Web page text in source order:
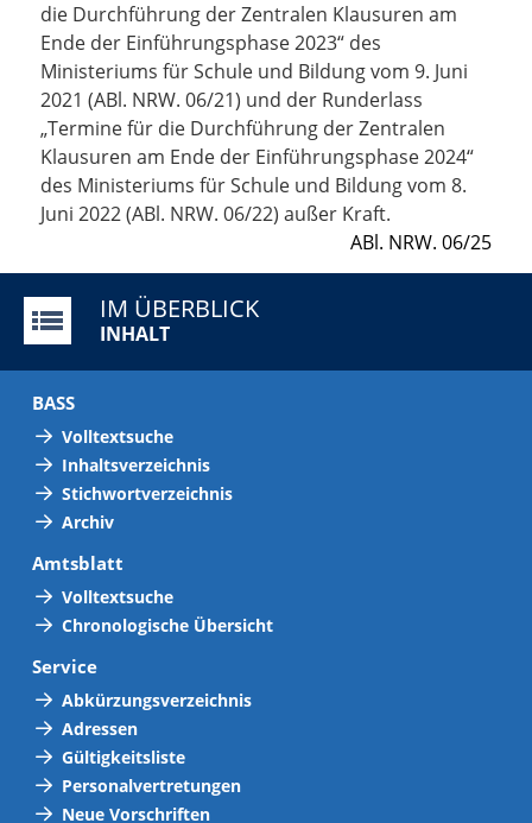
die Durchführung der Zentralen Klausuren am
Ende der Einführungsphase 2023“ des
Ministeriums für Schule und Bildung vom 9. Juni
2021 (ABl. NRW. 06/21) und der Runderlass
„Termine für die Durchführung der Zentralen
Klausuren am Ende der Einführungsphase 2024“
des Ministeriums für Schule und Bildung vom 8.
Juni 2022 (ABl. NRW. 06/22) außer Kraft.
ABl. NRW. 06/25
IM ÜBERBLICK
INHALT
BASS
Volltextsuche
Inhaltsverzeichnis
Stichwortverzeichnis
Archiv
Amtsblatt
Volltextsuche
Chronologische Übersicht
Service
Abkürzungsverzeichnis
Adressen
Gültigkeitsliste
Personalvertretungen
Neue Vorschriften